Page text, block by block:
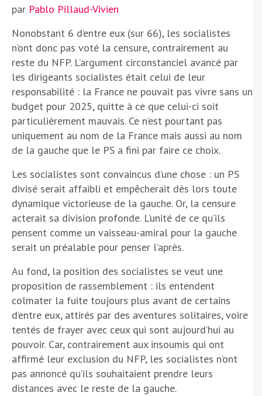
par Pablo Pillaud-Vivien
Nonobstant 6 d’entre eux (sur 66), les socialistes
n’ont donc pas voté la censure, contrairement au
reste du NFP. L’argument circonstanciel avancé par
les dirigeants socialistes était celui de leur
responsabilité : la France ne pouvait pas vivre sans un
budget pour 2025, quitte à ce que celui-ci soit
particulièrement mauvais. Ce n’est pourtant pas
uniquement au nom de la France mais aussi au nom
de la gauche que le PS a fini par faire ce choix.
Les socialistes sont convaincus d’une chose : un PS
divisé serait affaibli et empêcherait dès lors toute
dynamique victorieuse de la gauche. Or, la censure
acterait sa division profonde. L’unité de ce qu’ils
pensent comme un vaisseau-amiral pour la gauche
serait un préalable pour penser l’après.
Au fond, la position des socialistes se veut une
proposition de rassemblement : ils entendent
colmater la fuite toujours plus avant de certains
d’entre eux, attirés par des aventures solitaires, voire
tentés de frayer avec ceux qui sont aujourd’hui au
pouvoir. Car, contrairement aux insoumis qui ont
affirmé leur exclusion du NFP, les socialistes n’ont
pas annoncé qu’ils souhaitaient prendre leurs
distances avec le reste de la gauche.